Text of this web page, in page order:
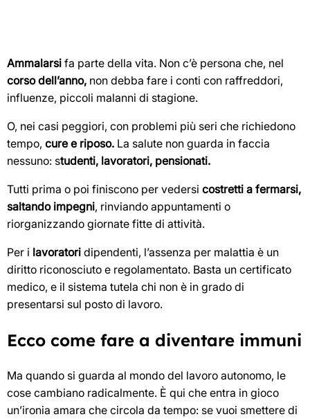
Ammalarsi fa parte della vita. Non c’è persona che, nel
corso dell’anno, non debba fare i conti con raffreddori,
influenze, piccoli malanni di stagione.
O, nei casi peggiori, con problemi più seri che richiedono
tempo, cure e riposo. La salute non guarda in faccia
nessuno: studenti, lavoratori, pensionati.
Tutti prima o poi finiscono per vedersi costretti a fermarsi,
saltando impegni, rinviando appuntamenti o
riorganizzando giornate fitte di attività.
Per i lavoratori dipendenti, l’assenza per malattia è un
diritto riconosciuto e regolamentato. Basta un certificato
medico, e il sistema tutela chi non è in grado di
presentarsi sul posto di lavoro.
Ecco come fare a diventare immuni
Ma quando si guarda al mondo del lavoro autonomo, le
cose cambiano radicalmente. È qui che entra in gioco
un’ironia amara che circola da tempo: se vuoi smettere di